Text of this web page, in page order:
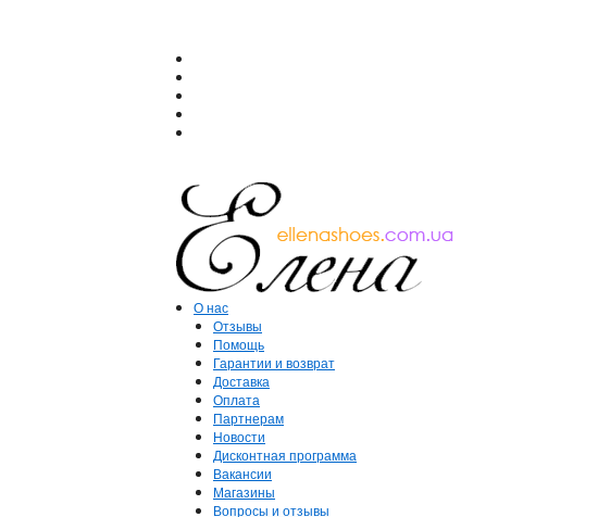
О нас
Отзывы
Помощь
Гарантии и возврат
Доставка
Оплата
Партнерам
Новости
Дисконтная программа
Вакансии
Магазины
Вопросы и отзывы